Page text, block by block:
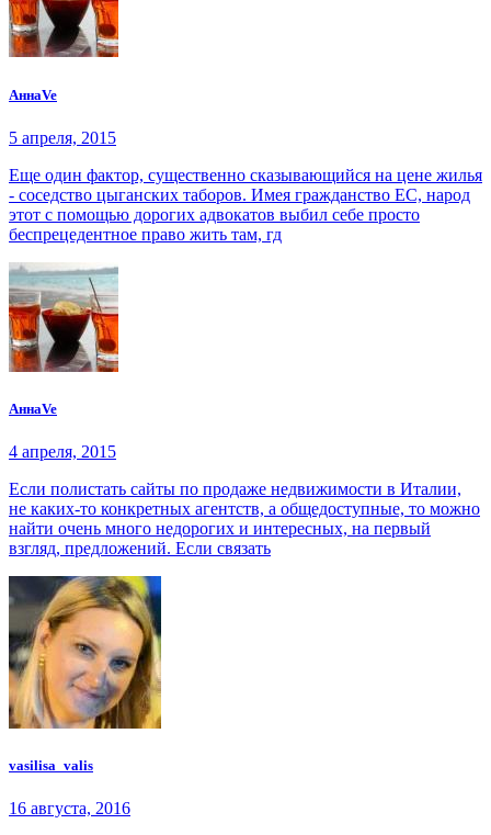
АннаVe
5 апреля, 2015
Еще один фактор, существенно сказывающийся на цене жилья
- соседство цыганских таборов. Имея гражданство ЕС, народ
этот с помощью дорогих адвокатов выбил себе просто
беспрецедентное право жить там, гд
АннаVe
4 апреля, 2015
Если полистать сайты по продаже недвижимости в Италии,
не каких-то конкретных агентств, а общедоступные, то можно
найти очень много недорогих и интересных, на первый
взгляд, предложений. Если связать
vasilisa_valis
16 августа, 2016